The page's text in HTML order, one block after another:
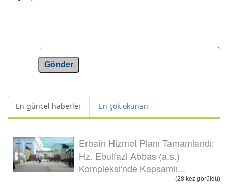
Gönder
En güncel haberler En çok okunan
Erbaîn Hizmet Planı Tamamlandı:
Hz. Ebulfazl Abbas (a.s.)
Kompleksi'nde Kapsamlı...
(28 kez görüldü)